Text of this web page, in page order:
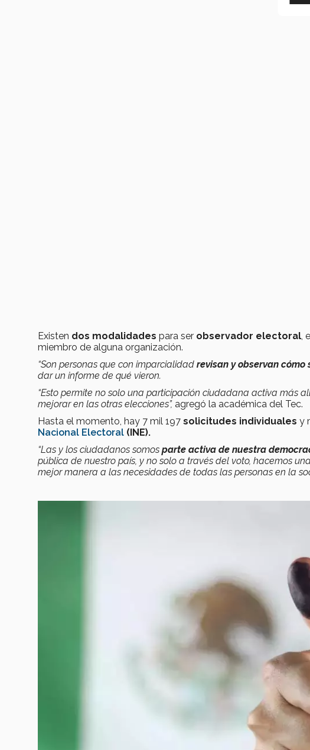
Existen dos modalidades para ser observador electoral ,
miembro de alguna organización.
“Son personas que con imparcialidad revisan y observan
dar un informe de qué vieron.
“Esto permite no solo una participación ciudadana activa más
mejorar en las otras elecciones”, agregó la académica del Tec.
Hasta el momento, hay 7 mil 197 solicitudes individuales y
Nacional Electoral (INE).
“Las y los ciudadanos somos parte activa de nuestra
pública de nuestro país, y no solo a través del voto, hacemos
mejor manera a las necesidades de todas las personas en la